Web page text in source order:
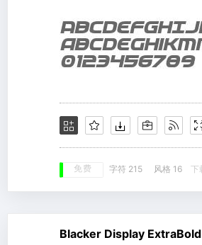
免费 字符 215 风格 16 下
Blacker Display